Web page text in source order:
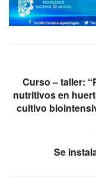
Curso – taller:
nutritivos en
cultivo
Se